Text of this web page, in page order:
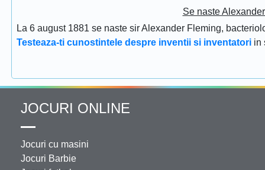
Se naste
La 6 august 1881 se naste sir Alexander Fleming,
Testeaza-ti cunostintele despre inventii si inventatori in
JOCURI ONLINE
Jocuri cu masini
Jocuri Barbie